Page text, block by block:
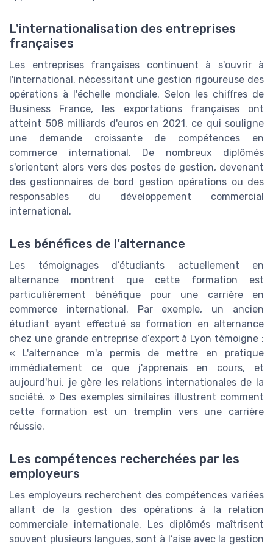
L'internationalisation des entreprises
françaises
Les entreprises françaises continuent à s'ouvrir à
l'international, nécessitant une gestion rigoureuse des
opérations à l'échelle mondiale. Selon les chiffres de
Business France, les exportations françaises ont
atteint 508 milliards d'euros en 2021, ce qui souligne
une demande croissante de compétences en
commerce international. De nombreux diplômés
s'orientent alors vers des postes de gestion, devenant
des gestionnaires de bord gestion opérations ou des
responsables du développement commercial
international.
Les bénéfices de l’alternance
Les témoignages d’étudiants actuellement en
alternance montrent que cette formation est
particulièrement bénéfique pour une carrière en
commerce international. Par exemple, un ancien
étudiant ayant effectué sa formation en alternance
chez une grande entreprise d’export à Lyon témoigne :
« L'alternance m'a permis de mettre en pratique
immédiatement ce que j'apprenais en cours, et
aujourd'hui, je gère les relations internationales de la
société. » Des exemples similaires illustrent comment
cette formation est un tremplin vers une carrière
réussie.
Les compétences recherchées par les
employeurs
Les employeurs recherchent des compétences variées
allant de la gestion des opérations à la relation
commerciale internationale. Les diplômés maîtrisent
souvent plusieurs langues, sont à l’aise avec la gestion